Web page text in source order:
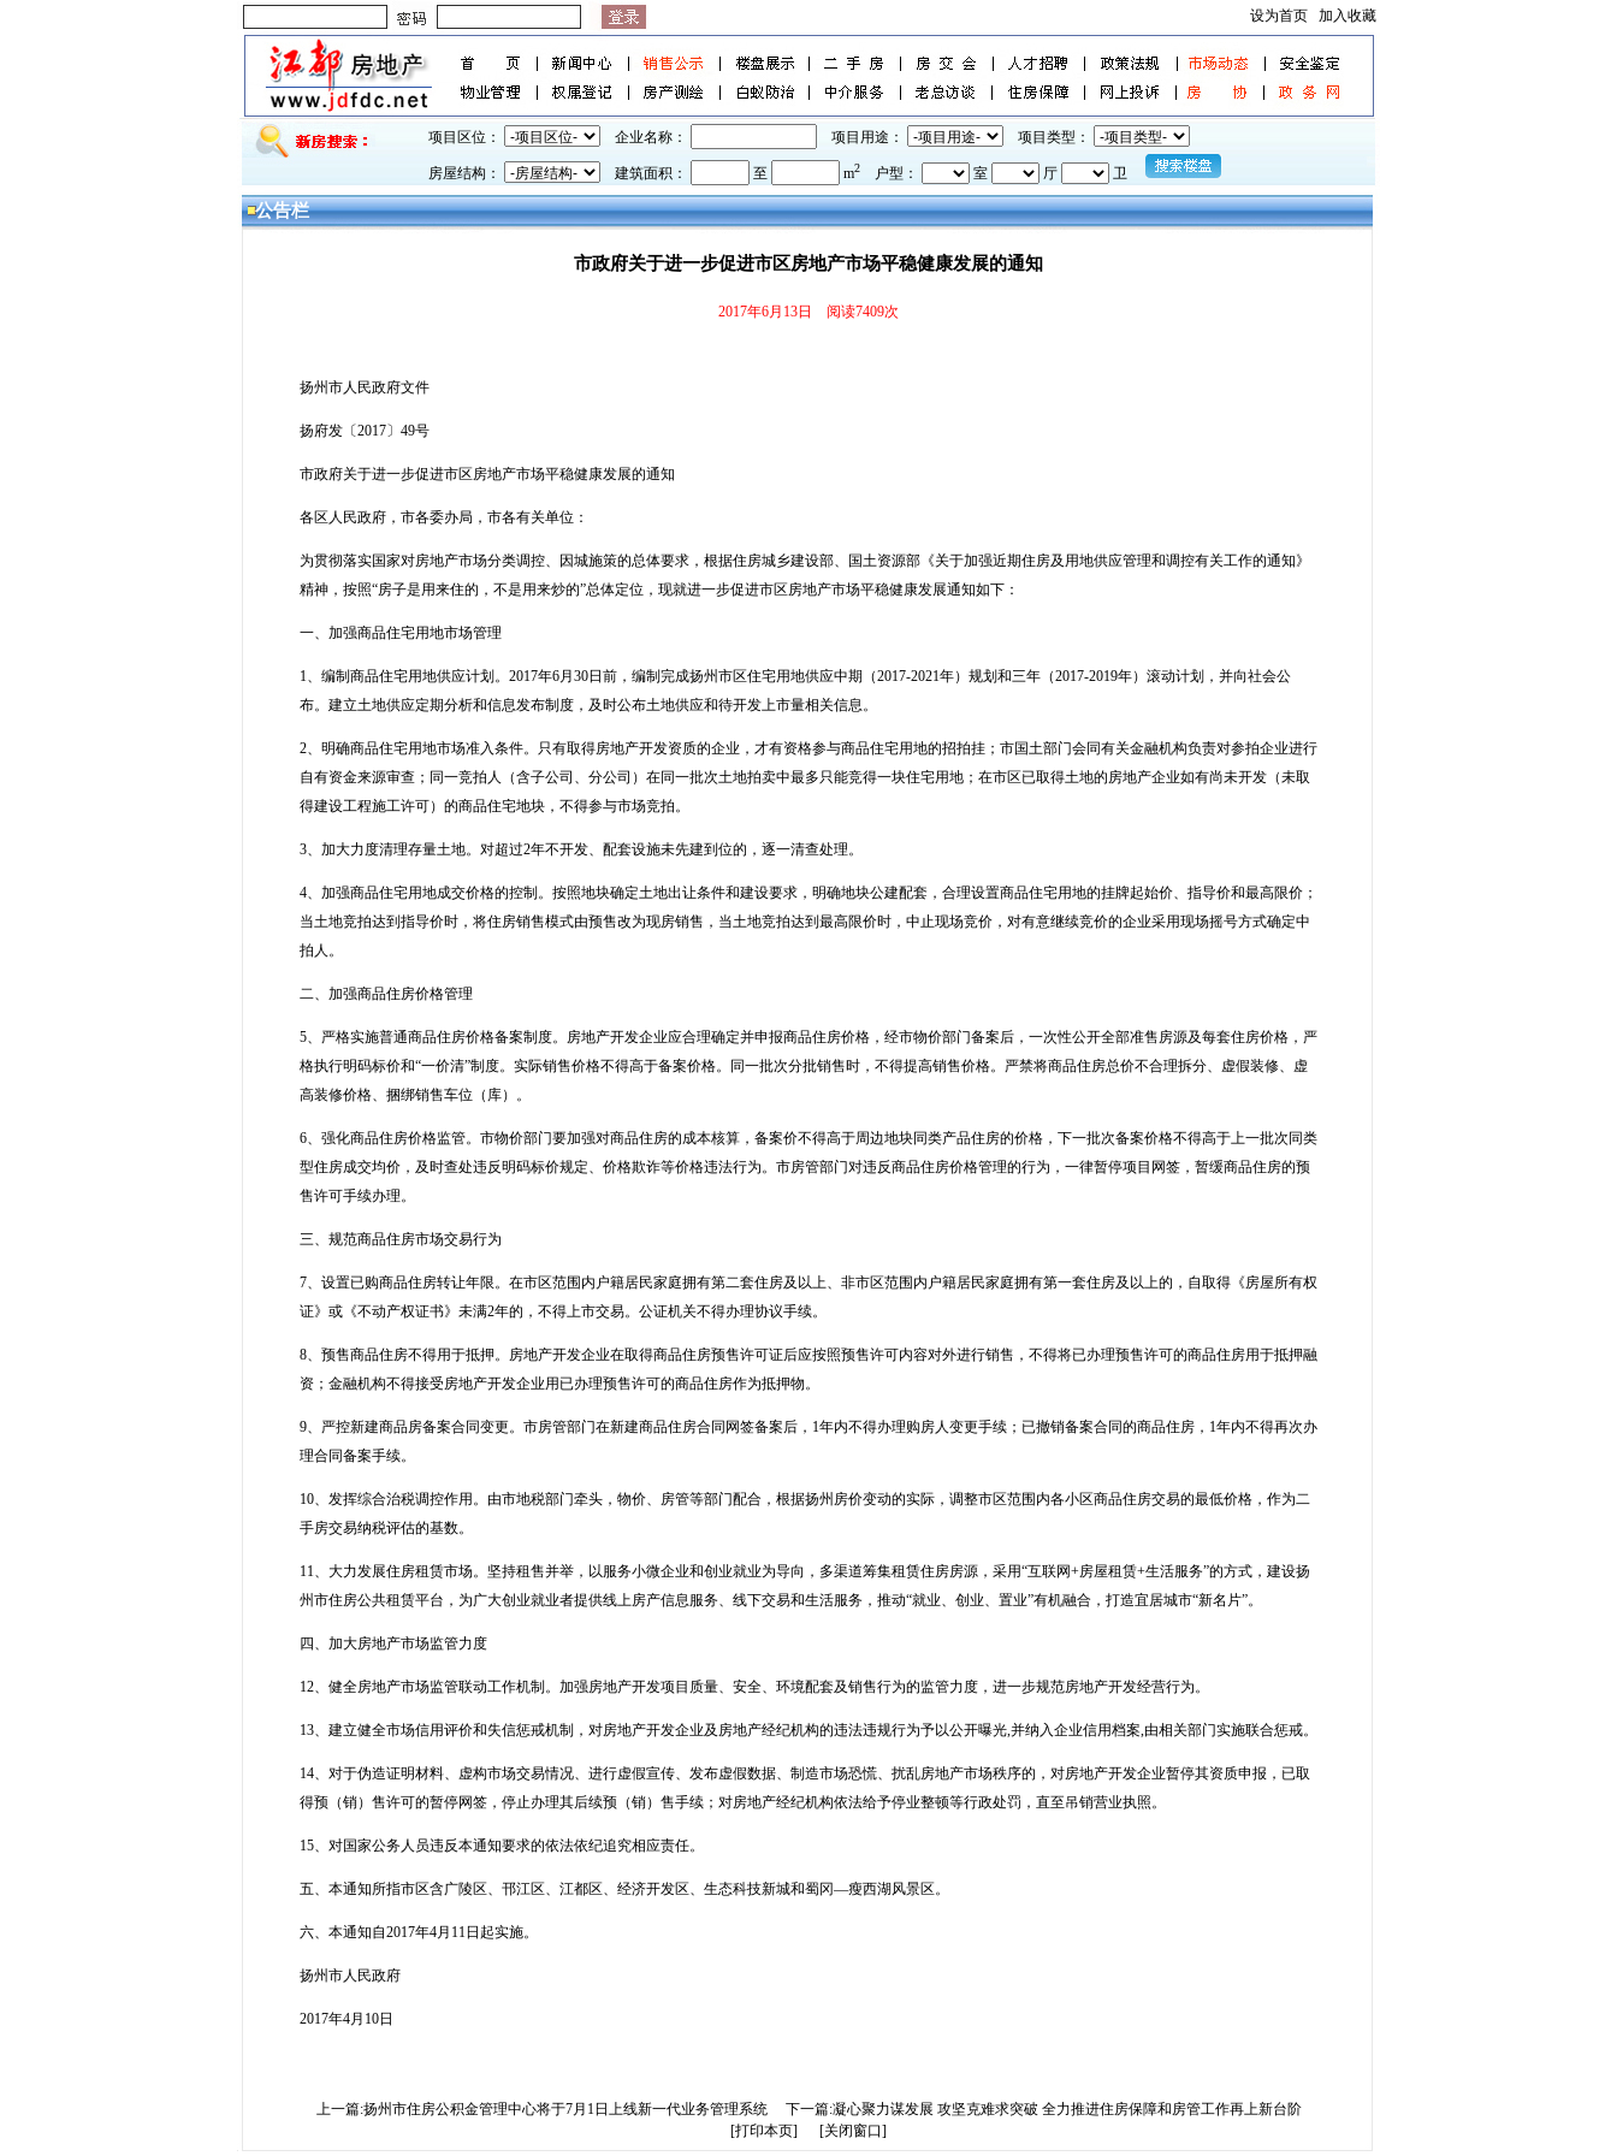
设为首页 加入收藏
项目区位： 企业名称： 项目用途： 项目类型：
房屋结构： 建筑面积： 至 m2 户型： 室 厅 卫
公告栏
市政府关于进一步促进市区房地产市场平稳健康发展的通知
2017年6月13日 阅读7409次
扬州市人民政府文件
扬府发〔2017〕49号
市政府关于进一步促进市区房地产市场平稳健康发展的通知
各区人民政府，市各委办局，市各有关单位：
为贯彻落实国家对房地产市场分类调控、因城施策的总体要求，根据住房城乡建设部、国土资源部《关于加强近期住房及用地供应管理和调控有关工作的通知》
精神，按照“房子是用来住的，不是用来炒的”总体定位，现就进一步促进市区房地产市场平稳健康发展通知如下：
一、加强商品住宅用地市场管理
1、编制商品住宅用地供应计划。2017年6月30日前，编制完成扬州市区住宅用地供应中期（2017-2021年）规划和三年（2017-2019年）滚动计划，并向社会公
布。建立土地供应定期分析和信息发布制度，及时公布土地供应和待开发上市量相关信息。
2、明确商品住宅用地市场准入条件。只有取得房地产开发资质的企业，才有资格参与商品住宅用地的招拍挂；市国土部门会同有关金融机构负责对参拍企业进行
自有资金来源审查；同一竞拍人（含子公司、分公司）在同一批次土地拍卖中最多只能竞得一块住宅用地；在市区已取得土地的房地产企业如有尚未开发（未取
得建设工程施工许可）的商品住宅地块，不得参与市场竞拍。
3、加大力度清理存量土地。对超过2年不开发、配套设施未先建到位的，逐一清查处理。
4、加强商品住宅用地成交价格的控制。按照地块确定土地出让条件和建设要求，明确地块公建配套，合理设置商品住宅用地的挂牌起始价、指导价和最高限价；
当土地竞拍达到指导价时，将住房销售模式由预售改为现房销售，当土地竞拍达到最高限价时，中止现场竞价，对有意继续竞价的企业采用现场摇号方式确定中
拍人。
二、加强商品住房价格管理
5、严格实施普通商品住房价格备案制度。房地产开发企业应合理确定并申报商品住房价格，经市物价部门备案后，一次性公开全部准售房源及每套住房价格，严
格执行明码标价和“一价清”制度。实际销售价格不得高于备案价格。同一批次分批销售时，不得提高销售价格。严禁将商品住房总价不合理拆分、虚假装修、虚
高装修价格、捆绑销售车位（库）。
6、强化商品住房价格监管。市物价部门要加强对商品住房的成本核算，备案价不得高于周边地块同类产品住房的价格，下一批次备案价格不得高于上一批次同类
型住房成交均价，及时查处违反明码标价规定、价格欺诈等价格违法行为。市房管部门对违反商品住房价格管理的行为，一律暂停项目网签，暂缓商品住房的预
售许可手续办理。
三、规范商品住房市场交易行为
7、设置已购商品住房转让年限。在市区范围内户籍居民家庭拥有第二套住房及以上、非市区范围内户籍居民家庭拥有第一套住房及以上的，自取得《房屋所有权
证》或《不动产权证书》未满2年的，不得上市交易。公证机关不得办理协议手续。
8、预售商品住房不得用于抵押。房地产开发企业在取得商品住房预售许可证后应按照预售许可内容对外进行销售，不得将已办理预售许可的商品住房用于抵押融
资；金融机构不得接受房地产开发企业用已办理预售许可的商品住房作为抵押物。
9、严控新建商品房备案合同变更。市房管部门在新建商品住房合同网签备案后，1年内不得办理购房人变更手续；已撤销备案合同的商品住房，1年内不得再次办
理合同备案手续。
10、发挥综合治税调控作用。由市地税部门牵头，物价、房管等部门配合，根据扬州房价变动的实际，调整市区范围内各小区商品住房交易的最低价格，作为二
手房交易纳税评估的基数。
11、大力发展住房租赁市场。坚持租售并举，以服务小微企业和创业就业为导向，多渠道筹集租赁住房房源，采用“互联网+房屋租赁+生活服务”的方式，建设扬
州市住房公共租赁平台，为广大创业就业者提供线上房产信息服务、线下交易和生活服务，推动“就业、创业、置业”有机融合，打造宜居城市“新名片”。
四、加大房地产市场监管力度
12、健全房地产市场监管联动工作机制。加强房地产开发项目质量、安全、环境配套及销售行为的监管力度，进一步规范房地产开发经营行为。
13、建立健全市场信用评价和失信惩戒机制，对房地产开发企业及房地产经纪机构的违法违规行为予以公开曝光,并纳入企业信用档案,由相关部门实施联合惩戒。
14、对于伪造证明材料、虚构市场交易情况、进行虚假宣传、发布虚假数据、制造市场恐慌、扰乱房地产市场秩序的，对房地产开发企业暂停其资质申报，已取
得预（销）售许可的暂停网签，停止办理其后续预（销）售手续；对房地产经纪机构依法给予停业整顿等行政处罚，直至吊销营业执照。
15、对国家公务人员违反本通知要求的依法依纪追究相应责任。
五、本通知所指市区含广陵区、邗江区、江都区、经济开发区、生态科技新城和蜀冈—瘦西湖风景区。
六、本通知自2017年4月11日起实施。
扬州市人民政府
2017年4月10日
上一篇:扬州市住房公积金管理中心将于7月1日上线新一代业务管理系统
下一篇:凝心聚力谋发展 攻坚克难求突破 全力推进住房保障和房管工作再上新台阶
[打印本页]
[关闭窗口]